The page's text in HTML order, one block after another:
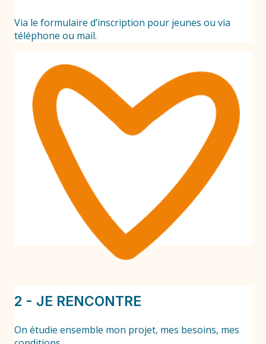
Via le formulaire d’inscription pour jeunes ou via
téléphone ou mail.
2 - JE RENCONTRE
On étudie ensemble mon projet, mes besoins, mes